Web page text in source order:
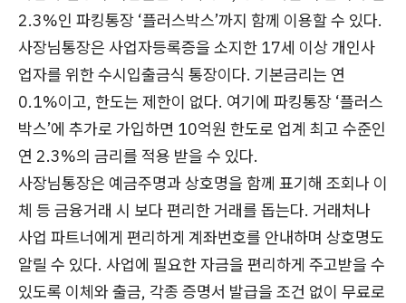
2.3%인 파킹통장 ‘플러스박스’까지 함께 이용할 수 있다.
사장님통장은 사업자등록증을 소지한 17세 이상 개인사
업자를 위한 수시입출금식 통장이다. 기본금리는 연
0.1%이고, 한도는 제한이 없다. 여기에 파킹통장 ‘플러스
박스’에 추가로 가입하면 10억원 한도로 업계 최고 수준인
연 2.3%의 금리를 적용 받을 수 있다.
사장님통장은 예금주명과 상호명을 함께 표기해 조회나 이
체 등 금융거래 시 보다 편리한 거래를 돕는다. 거래처나
사업 파트너에게 편리하게 계좌번호를 안내하며 상호명도
알릴 수 있다. 사업에 필요한 자금을 편리하게 주고받을 수
있도록 이체와 출금, 각종 증명서 발급을 조건 없이 무료로